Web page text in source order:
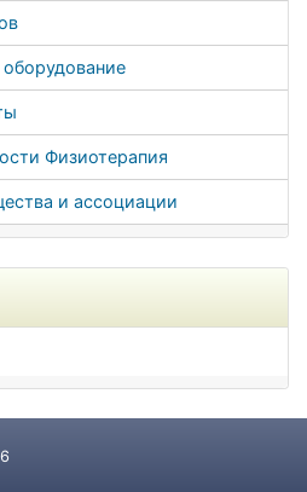
Физиотерапия
и ассоциации